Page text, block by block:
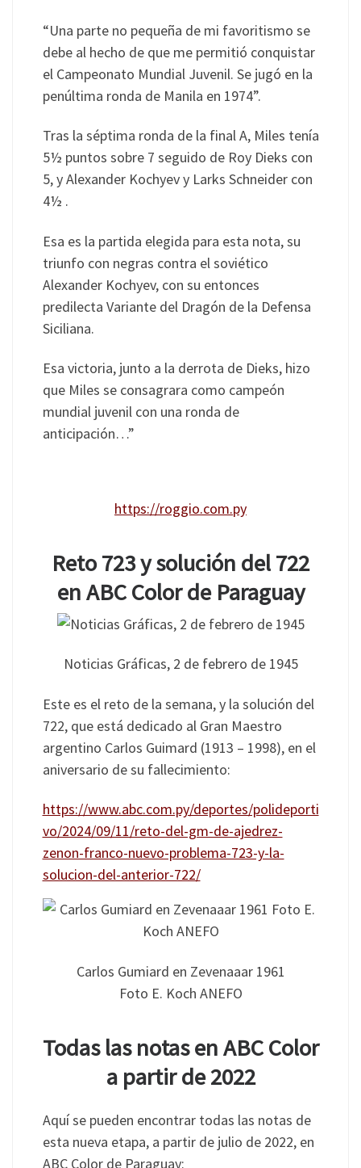
“Una parte no pequeña de mi favoritismo se
debe al hecho de que me permitió conquistar
el Campeonato Mundial Juvenil. Se jugó en la
penúltima ronda de Manila en 1974”.
Tras la séptima ronda de la final A, Miles tenía
5½ puntos sobre 7 seguido de Roy Dieks con
5, y Alexander Kochyev y Larks Schneider con
4½ .
Esa es la partida elegida para esta nota, su
triunfo con negras contra el soviético
Alexander Kochyev, con su entonces
predilecta Variante del Dragón de la Defensa
Siciliana.
Esa victoria, junto a la derrota de Dieks, hizo
que Miles se consagrara como campeón
mundial juvenil con una ronda de
anticipación…”
https://roggio.com.py
Reto 723 y solución del 722
en ABC Color de Paraguay
Noticias Gráficas, 2 de febrero de 1945
Este es el reto de la semana, y la solución del
722, que está dedicado al Gran Maestro
argentino Carlos Guimard (1913 – 1998), en el
aniversario de su fallecimiento:
https://www.abc.com.py/deportes/polideporti
vo/2024/09/11/reto-del-gm-de-ajedrez-
zenon-franco-nuevo-problema-723-y-la-
solucion-del-anterior-722/
Carlos Gumiard en Zevenaaar 1961
Foto E. Koch ANEFO
Todas las notas en ABC Color
a partir de 2022
Aquí se pueden encontrar todas las notas de
esta nueva etapa, a partir de julio de 2022, en
ABC Color de Paraguay: